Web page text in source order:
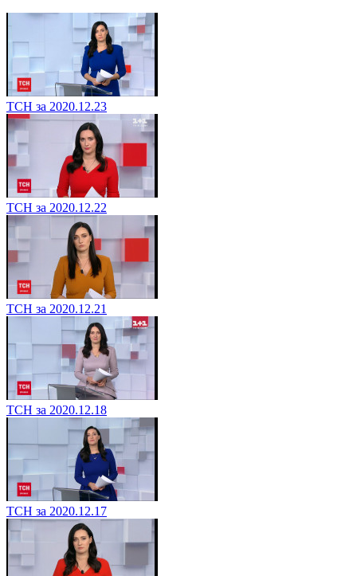
ТСН за 2020.12.23
ТСН за 2020.12.22
ТСН за 2020.12.21
ТСН за 2020.12.18
ТСН за 2020.12.17